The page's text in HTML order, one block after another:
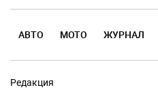
АВТО МОТО ЖУРНАЛ
Редакция